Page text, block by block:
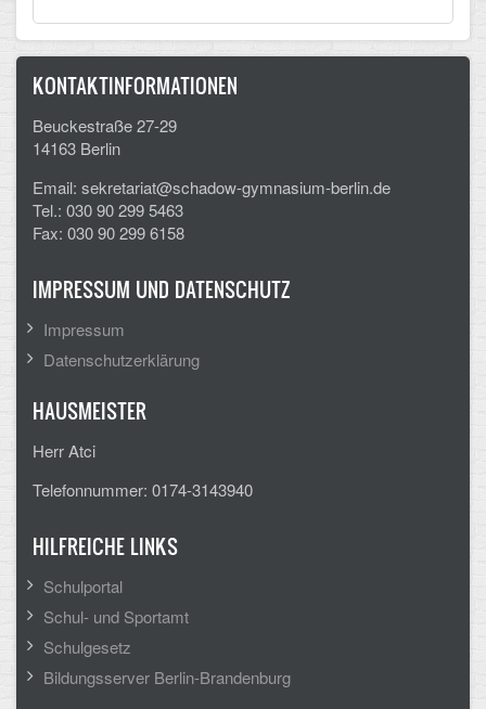
FÄCHER
Deutsch und Fremdsprachen
Ethik, Philosophie und Religion
Gesellschaftswissenschaften
Mathematik, Informatik und Naturwissenschaften
ORGANISATION
Abitur
Umwahl 11. Kl.
Wahlfächer
KONTAKTINFORMATIONEN
Beuckestraße 27-29
14163 Berlin
Email: sekretariat@schadow-gymnasium-berlin.de
Tel.: 030 90 299 5463
Fax: 030 90 299 6158
IMPRESSUM UND DATENSCHUTZ
Impressum
Datenschutzerklärung
HAUSMEISTER
Herr Atci
Telefonnummer: 0174-3143940
HILFREICHE LINKS
Schulportal
Schul- und Sportamt
Schulgesetz
Bildungsserver Berlin-Brandenburg